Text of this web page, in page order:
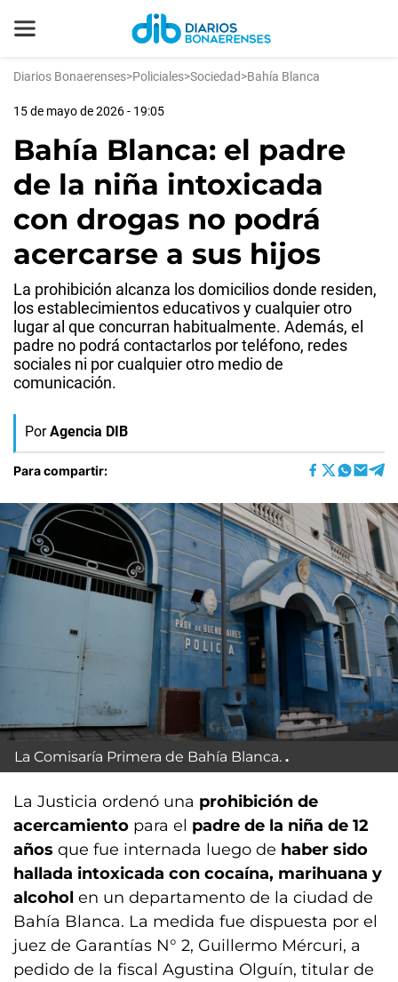
Diarios Bonaerenses>Policiales>Sociedad>Bahía Blanca
15 de mayo de 2026 - 19:05
Bahía Blanca: el padre
de la niña intoxicada
con drogas no podrá
acercarse a sus hijos
La prohibición alcanza los domicilios donde residen,
los establecimientos educativos y cualquier otro
lugar al que concurran habitualmente. Además, el
padre no podrá contactarlos por teléfono, redes
sociales ni por cualquier otro medio de
comunicación.
Por Agencia DIB
Para compartir:
La Comisaría Primera de Bahía Blanca.
La Justicia ordenó una prohibición de
acercamiento para el padre de la niña de 12
años que fue internada luego de haber sido
hallada intoxicada con cocaína, marihuana y
alcohol en un departamento de la ciudad de
Bahía Blanca. La medida fue dispuesta por el
juez de Garantías N° 2, Guillermo Mércuri, a
pedido de la fiscal Agustina Olguín, titular de